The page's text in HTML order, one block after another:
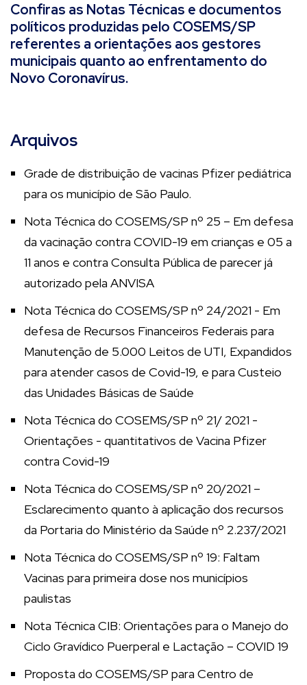
Confiras as Notas Técnicas e documentos
políticos produzidas pelo COSEMS/SP
referentes a orientações aos gestores
municipais quanto ao enfrentamento do
Novo Coronavírus.
Arquivos
Grade de distribuição de vacinas Pfizer pediátrica
para os município de São Paulo.
Nota Técnica do COSEMS/SP nº 25 – Em defesa
da vacinação contra COVID-19 em crianças e 05 a
11 anos e contra Consulta Pública de parecer já
autorizado pela ANVISA
Nota Técnica do COSEMS/SP nº 24/2021 - Em
defesa de Recursos Financeiros Federais para
Manutenção de 5.000 Leitos de UTI, Expandidos
para atender casos de Covid-19, e para Custeio
das Unidades Básicas de Saúde
Nota Técnica do COSEMS/SP nº 21/ 2021 -
Orientações - quantitativos de Vacina Pfizer
contra Covid-19
Nota Técnica do COSEMS/SP nº 20/2021 –
Esclarecimento quanto à aplicação dos recursos
da Portaria do Ministério da Saúde nº 2.237/2021
Nota Técnica do COSEMS/SP nº 19: Faltam
Vacinas para primeira dose nos municípios
paulistas
Nota Técnica CIB: Orientações para o Manejo do
Ciclo Gravídico Puerperal e Lactação – COVID 19
Proposta do COSEMS/SP para Centro de